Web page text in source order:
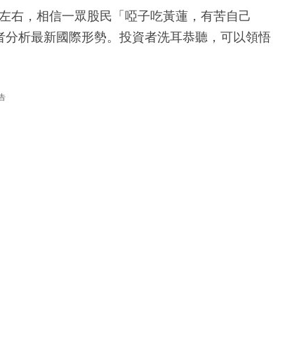
右，相信一眾股民「啞子吃黃蓮，有苦自己
析最新國際形勢。投資者洗耳恭聽，可以領悟